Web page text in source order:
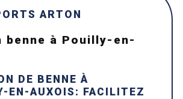
ARTON
DE BENNE À
EN-AUXOIS: FACILITEZ